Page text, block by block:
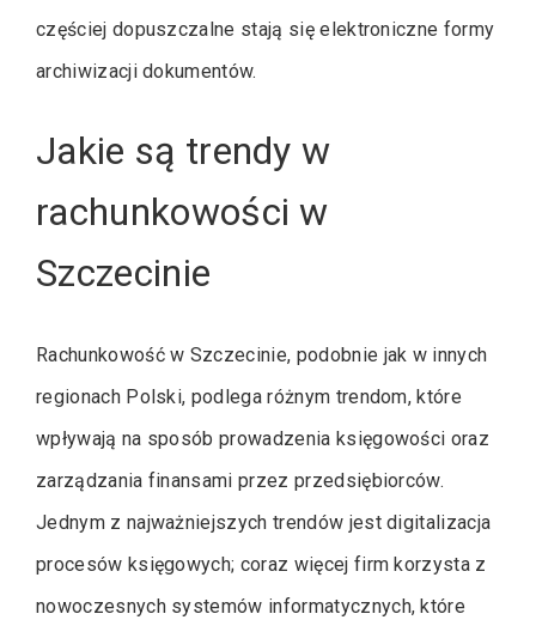
częściej dopuszczalne stają się elektroniczne formy
archiwizacji dokumentów.
Jakie są trendy w
rachunkowości w
Szczecinie
Rachunkowość w Szczecinie, podobnie jak w innych
regionach Polski, podlega różnym trendom, które
wpływają na sposób prowadzenia księgowości oraz
zarządzania finansami przez przedsiębiorców.
Jednym z najważniejszych trendów jest digitalizacja
procesów księgowych; coraz więcej firm korzysta z
nowoczesnych systemów informatycznych, które